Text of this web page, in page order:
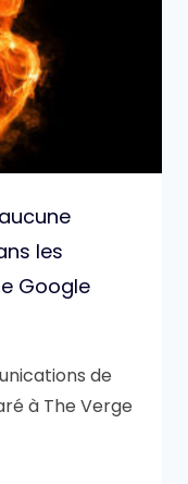
les
Google
de
à The Verge